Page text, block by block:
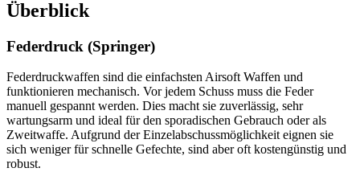
Überblick
Federdruck (Springer)
Federdruckwaffen sind die einfachsten Airsoft Waffen und
funktionieren mechanisch. Vor jedem Schuss muss die Feder
manuell gespannt werden. Dies macht sie zuverlässig, sehr
wartungsarm und ideal für den sporadischen Gebrauch oder als
Zweitwaffe. Aufgrund der Einzelabschussmöglichkeit eignen sie
sich weniger für schnelle Gefechte, sind aber oft kostengünstig und
robust.